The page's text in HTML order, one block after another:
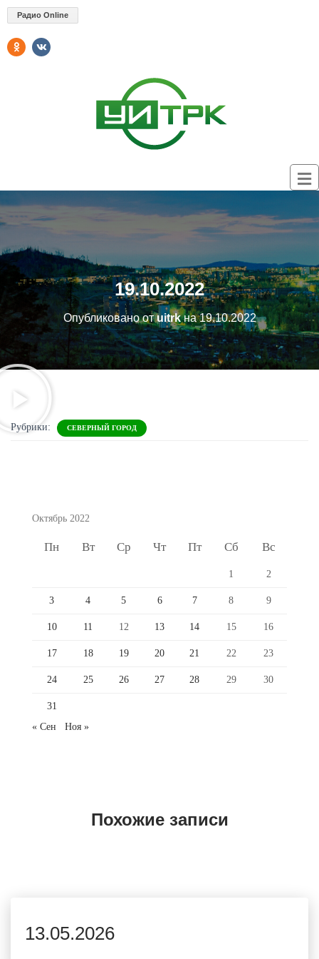
Радио Online
19.10.2022
Опубликовано отuitrkна19.10.2022
Рубрики: СЕВЕРНЫЙ ГОРОД
Октябрь 2022
Пн Вт Ср Чт Пт Сб Вс
1 2
3 4 5 6 7 8 9
10 11 12 13 14 15 16
17 18 19 20 21 22 23
24 25 26 27 28 29 30
31
« Сен
Ноя »
Похожие записи
13.05.2026